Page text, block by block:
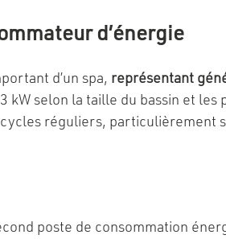
d’énergie
d’un spa, représentant
selon la taille du bassin et
réguliers, particulièrement
poste de consommation